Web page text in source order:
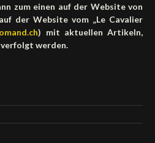
zum einen auf der Website von
der Website vom „Le Cavalier
) mit aktuellen Artikeln,
werden.